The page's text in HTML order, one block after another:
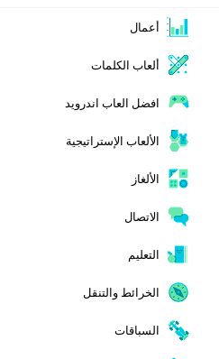
أعمال
ألعاب الكلمات
افضل العاب اندرويد
الألعاب الإستراتيجية
الألغاز
الاتصال
التعليم
الخرائط والتنقل
السباقات